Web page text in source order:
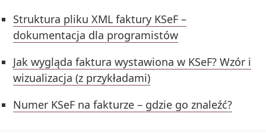
Struktura pliku XML faktury KSeF –
dokumentacja dla programistów
Jak wygląda faktura wystawiona w KSeF? Wzór i
wizualizacja (z przykładami)
Numer KSeF na fakturze – gdzie go znaleźć?